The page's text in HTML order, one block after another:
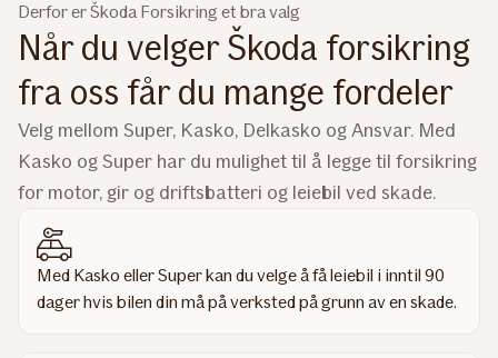
Derfor er Škoda Forsikring et bra valg
Når du velger Škoda forsikring
fra oss får du mange fordeler
Velg mellom Super, Kasko, Delkasko og Ansvar. Med
Kasko og Super har du mulighet til å legge til forsikring
for motor, gir og driftsbatteri og leiebil ved skade.
Med Kasko eller Super kan du velge å få leiebil i inntil 90
dager hvis bilen din må på verksted på grunn av en skade.